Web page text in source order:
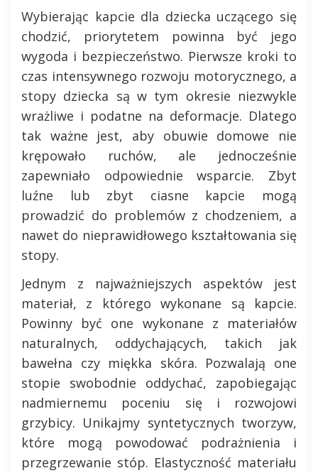
Wybierając kapcie dla dziecka uczącego się
chodzić, priorytetem powinna być jego
wygoda i bezpieczeństwo. Pierwsze kroki to
czas intensywnego rozwoju motorycznego, a
stopy dziecka są w tym okresie niezwykle
wrażliwe i podatne na deformacje. Dlatego
tak ważne jest, aby obuwie domowe nie
krępowało ruchów, ale jednocześnie
zapewniało odpowiednie wsparcie. Zbyt
luźne lub zbyt ciasne kapcie mogą
prowadzić do problemów z chodzeniem, a
nawet do nieprawidłowego kształtowania się
stopy.
Jednym z najważniejszych aspektów jest
materiał, z którego wykonane są kapcie.
Powinny być one wykonane z materiałów
naturalnych, oddychających, takich jak
bawełna czy miękka skóra. Pozwalają one
stopie swobodnie oddychać, zapobiegając
nadmiernemu poceniu się i rozwojowi
grzybicy. Unikajmy syntetycznych tworzyw,
które mogą powodować podrażnienia i
przegrzewanie stóp. Elastyczność materiału